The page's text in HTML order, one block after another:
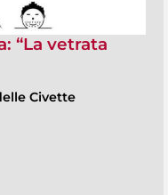
“La vetrata
Civette